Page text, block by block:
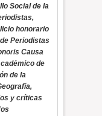
Social de la
honorario
Periodistas
Causa
de
de la
y críticas